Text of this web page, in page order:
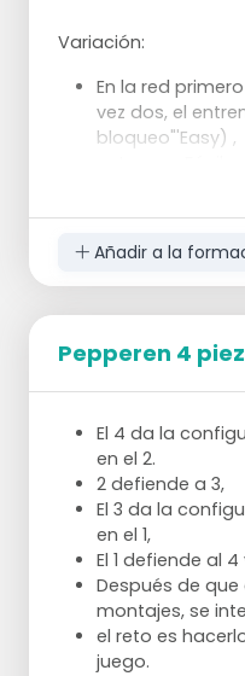
Variación:
En la red
vez dos, el
bloqueo"'Easy) ,
Añadir a la
Pepperen 4
El 4 da la
en el 2.
2 defiende a 3,
El 3 da la
en el 1,
El 1 defiende al
Después de
montajes, se
el reto es
juego.